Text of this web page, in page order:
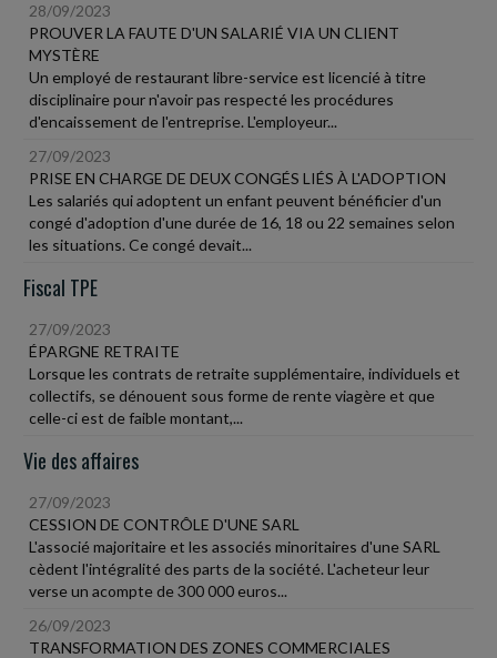
28/09/2023
PROUVER LA FAUTE D'UN SALARIÉ VIA UN CLIENT
MYSTÈRE
Un employé de restaurant libre-service est licencié à titre
disciplinaire pour n'avoir pas respecté les procédures
d'encaissement de l'entreprise. L'employeur...
27/09/2023
PRISE EN CHARGE DE DEUX CONGÉS LIÉS À L'ADOPTION
Les salariés qui adoptent un enfant peuvent bénéficier d'un
congé d'adoption d'une durée de 16, 18 ou 22 semaines selon
les situations. Ce congé devait...
Fiscal TPE
27/09/2023
ÉPARGNE RETRAITE
Lorsque les contrats de retraite supplémentaire, individuels et
collectifs, se dénouent sous forme de rente viagère et que
celle-ci est de faible montant,...
Vie des affaires
27/09/2023
CESSION DE CONTRÔLE D'UNE SARL
L'associé majoritaire et les associés minoritaires d'une SARL
cèdent l'intégralité des parts de la société. L'acheteur leur
verse un acompte de 300 000 euros...
26/09/2023
TRANSFORMATION DES ZONES COMMERCIALES